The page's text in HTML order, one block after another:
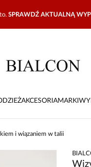
SPRAWDŹ AKTUALNĄ
AKCESORIAMARKI
i wiązaniem w talii